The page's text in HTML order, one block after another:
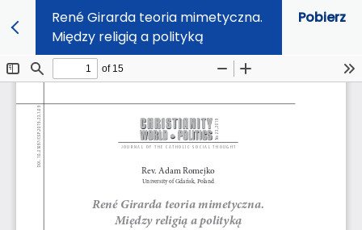
René Girarda teoria mimetyczna.
Między religią a polityką
Pobierz